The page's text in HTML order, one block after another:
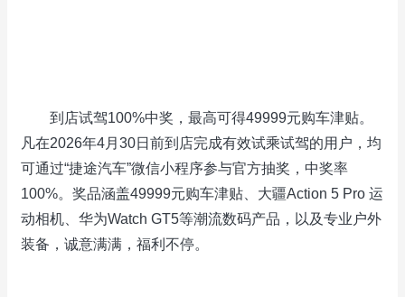
到店试驾100%中奖，最高可得49999元购车津贴。
凡在2026年4月30日前到店完成有效试乘试驾的用户，均
可通过“捷途汽车”微信小程序参与官方抽奖，中奖率
100%。奖品涵盖49999元购车津贴、大疆Action 5 Pro 运
动相机、华为Watch GT5等潮流数码产品，以及专业户外
装备，诚意满满，福利不停。